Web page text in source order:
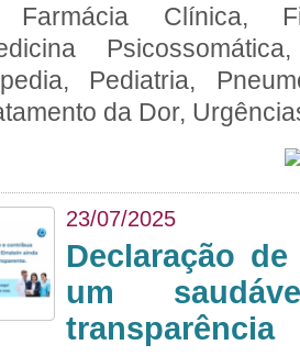
Farmácia Clínica,
Pediatria,
da Dor,
23/07/2025
Declaração
um
transparência